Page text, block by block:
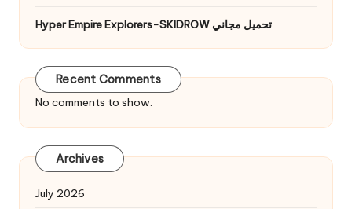
Hyper Empire Explorers-SKIDROW تحميل مجاني
Recent Comments
No comments to show.
Archives
July 2026